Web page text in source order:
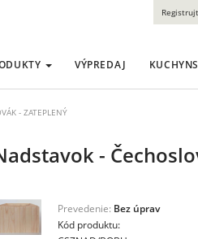
- ZATEPLENÝ
-
Prevedenie: Bez úprav
Kód produktu:
VÝPREDAJ